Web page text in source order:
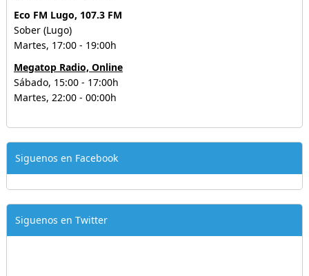
Eco FM Lugo, 107.3 FM
Sober (Lugo)
Martes, 17:00 - 19:00h
Megatop Radio, Online
Sábado, 15:00 - 17:00h
Martes, 22:00 - 00:00h
Siguenos en Facebook
Siguenos en Twitter